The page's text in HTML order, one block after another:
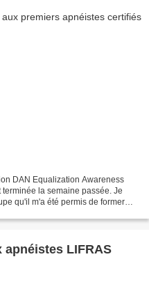
DAN Equalization Awareness
la semaine passée. Je
qu'il m'a été permis de former
LIFRAS